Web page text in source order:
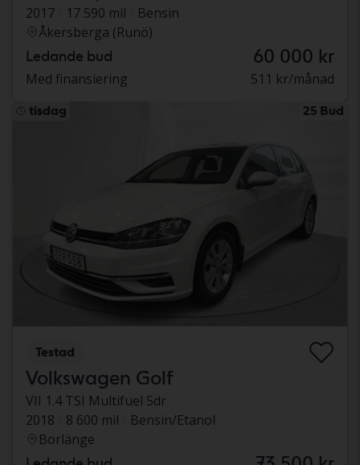
2017
17 590 mil
Bensin
Åkersberga (Runö)
Ledande bud 60 000 kr
Med finansiering 511 kr/månad
tisdag 25 Bud
Testad
Volkswagen Golf
VII 1.4 TSI Multifuel 5dr
2018
8 600 mil
Bensin/Etanol
Borlänge